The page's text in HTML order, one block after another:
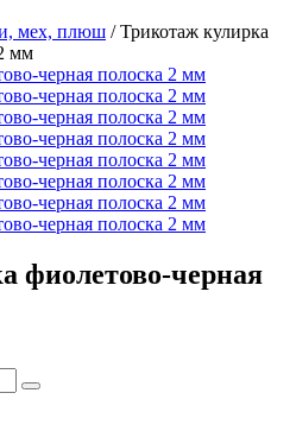
мех, плюш /Трикотаж кулирка
мм
фиолетово-черная